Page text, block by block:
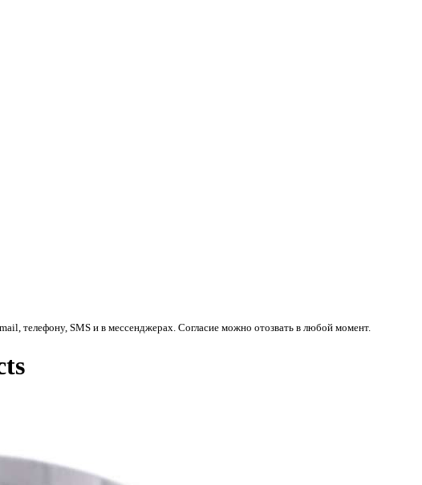
телефону, SMS и в мессенджерах. Согласие можно отозвать в любой момент.